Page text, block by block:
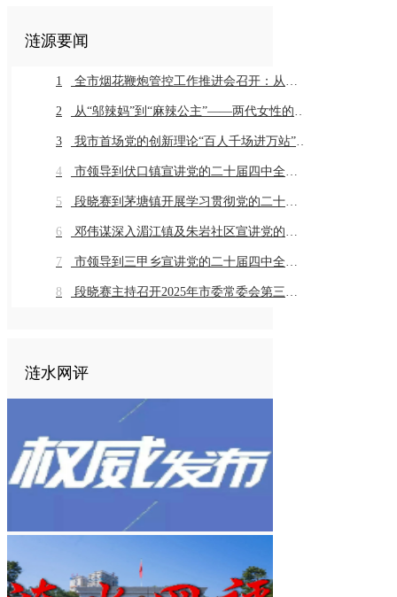
涟源要闻
1 全市烟花鞭炮管控工作推进会召开：从严从细抓好全链条管控推动工作常治长效
2 从“邬辣妈”到“麻辣公主”——两代女性的乡土奔赴与辣味传承
3 我市首场党的创新理论“百人千场进万站”示范宣讲在同兴村举行
4 市领导到伏口镇宣讲党的二十届四中全会精神
5 段晓赛到茅塘镇开展学习贯彻党的二十届四中全会精神市委宣讲团宣讲座谈活动
6 邓伟谋深入湄江镇及朱岩社区宣讲党的二十届四中全会精神
7 市领导到三甲乡宣讲党的二十届四中全会精神
8 段晓赛主持召开2025年市委常委会第三十一次会议
涟水网评